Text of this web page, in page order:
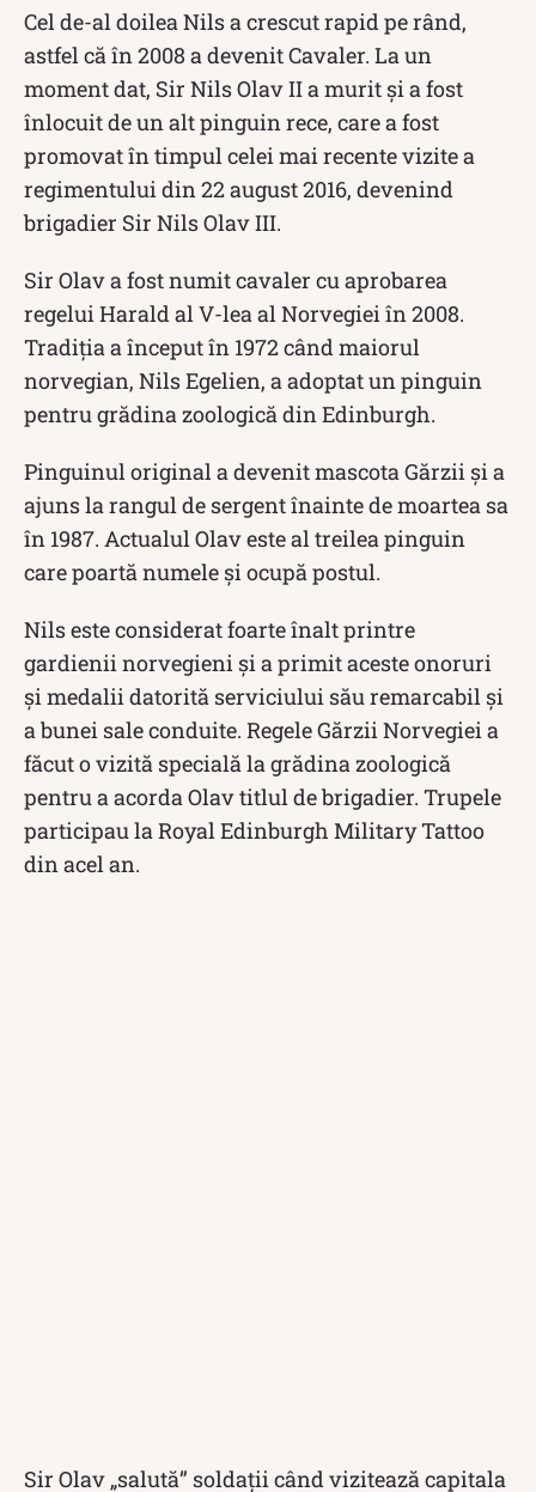
Cel de-al doilea Nils a crescut rapid pe rând,
astfel că în 2008 a devenit Cavaler. La un
moment dat, Sir Nils Olav II a murit și a fost
înlocuit de un alt pinguin rece, care a fost
promovat în timpul celei mai recente vizite a
regimentului din 22 august 2016, devenind
brigadier Sir Nils Olav III.
Sir Olav a fost numit cavaler cu aprobarea
regelui Harald al V-lea al Norvegiei în 2008.
Tradiția a început în 1972 când maiorul
norvegian, Nils Egelien, a adoptat un pinguin
pentru grădina zoologică din Edinburgh.
Pinguinul original a devenit mascota Gărzii și a
ajuns la rangul de sergent înainte de moartea sa
în 1987. Actualul Olav este al treilea pinguin
care poartă numele și ocupă postul.
Nils este considerat foarte înalt printre
gardienii norvegieni și a primit aceste onoruri
și medalii datorită serviciului său remarcabil și
a bunei sale conduite. Regele Gărzii Norvegiei a
făcut o vizită specială la grădina zoologică
pentru a acorda Olav titlul de brigadier. Trupele
participau la Royal Edinburgh Military Tattoo
din acel an.
Sir Olav „salută” soldații când vizitează capitala